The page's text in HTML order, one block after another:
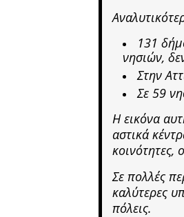
131
νησιών,
Στην
Σε 59
Η εικόνα
αστικά
κοινότητες,
Σε πολλές
καλύτερες
πόλεις.